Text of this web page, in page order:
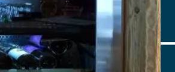
Details
www.oedenturm.de
Aschbacher Hof